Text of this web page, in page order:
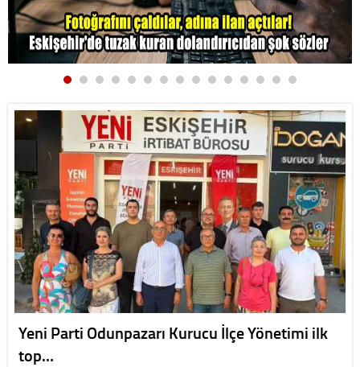
Yeni Parti Odunpazarı Kurucu İlçe Yönetimi ilk
top…